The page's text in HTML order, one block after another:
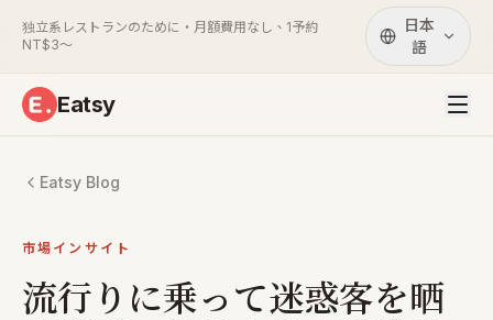
独立系レストランのために・月額費用なし、1予約
NT$3〜
日本
語
Eatsy
Eatsy Blog
市場インサイト
流行りに乗って迷惑客を晒